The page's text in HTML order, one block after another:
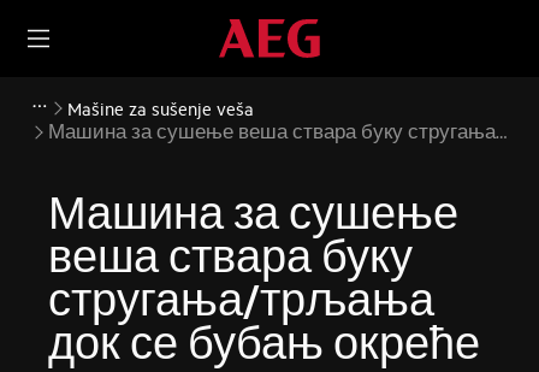
Mašine za sušenje veša
Машина за сушење веша ствара буку стругања/
Машина за сушење
веша ствара буку
стругања/трљања
док се бубањ окреће